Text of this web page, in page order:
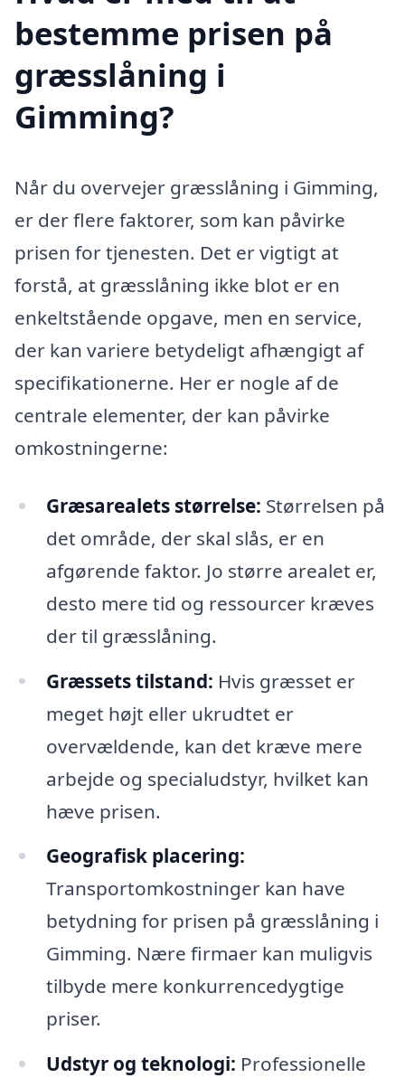
bestemme prisen på
græsslåning i
Gimming?
Når du overvejer græsslåning i Gimming,
er der flere faktorer, som kan påvirke
prisen for tjenesten. Det er vigtigt at
forstå, at græsslåning ikke blot er en
enkeltstående opgave, men en service,
der kan variere betydeligt afhængigt af
specifikationerne. Her er nogle af de
centrale elementer, der kan påvirke
omkostningerne:
Græsarealets størrelse: Størrelsen på
det område, der skal slås, er en
afgørende faktor. Jo større arealet er,
desto mere tid og ressourcer kræves
der til græsslåning.
Græssets tilstand: Hvis græsset er
meget højt eller ukrudtet er
overvældende, kan det kræve mere
arbejde og specialudstyr, hvilket kan
hæve prisen.
Geografisk placering:
Transportomkostninger kan have
betydning for prisen på græsslåning i
Gimming. Nære firmaer kan muligvis
tilbyde mere konkurrencedygtige
priser.
Udstyr og teknologi: Professionelle